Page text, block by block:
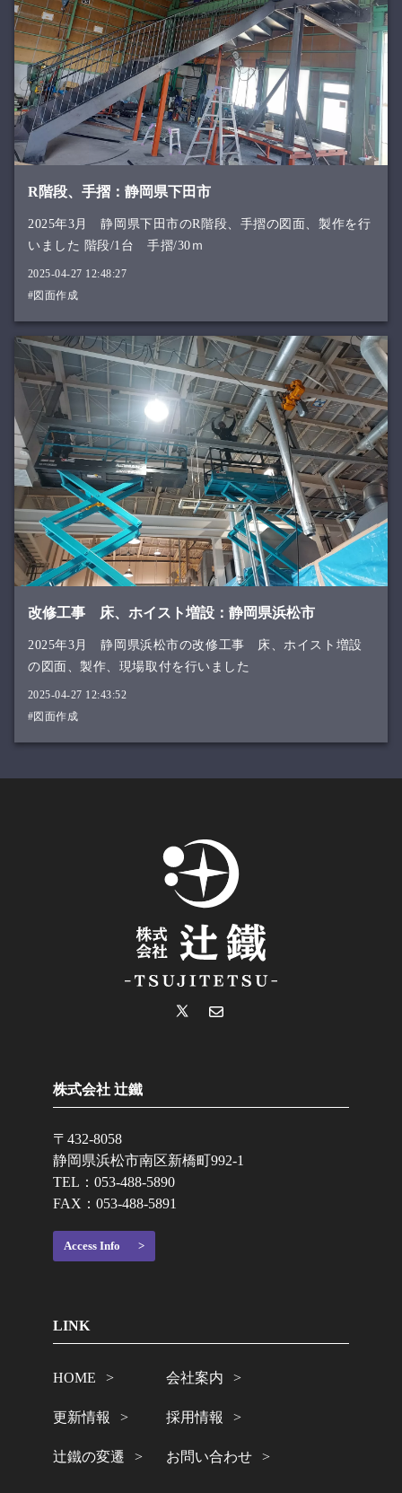
R階段、手摺：静岡県下田市
2025年3月 静岡県下田市のR階段、手摺の図面、製作を行
いました 階段/1台 手摺/30ｍ
2025-04-27 12:48:27
#図面作成
改修工事 床、ホイスト増設：静岡県浜松市
2025年3月 静岡県浜松市の改修工事 床、ホイスト増設
の図面、製作、現場取付を行いました
2025-04-27 12:43:52
#図面作成
株式会社 辻鐵
〒432-8058
静岡県浜松市南区新橋町992-1
TEL：053-488-5890
FAX：053-488-5891
Access Info
LINK
HOME
更新情報
辻鐵の変遷
会社案内
採用情報
お問い合わせ